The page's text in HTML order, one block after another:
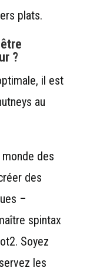
plats.
?
il est
au
des
des
–
spintax
Soyez
les